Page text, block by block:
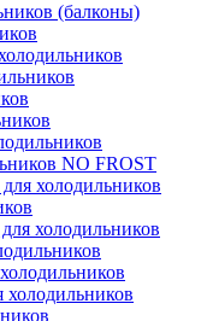
(балконы)
NO FROST
холодильников
холодильников